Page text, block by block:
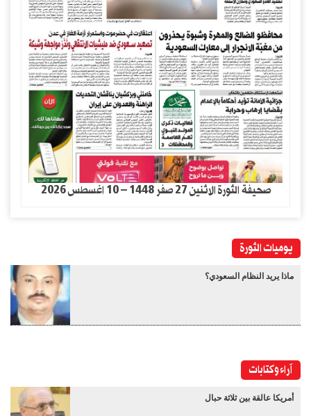
صحيفة الثورة الاثنين 27 صفر 1448 – 10 اغسطس 2026
يوميات الثورة
ماذا يريد النظام السعودي؟
آراء وكتابات
أمريكا عالقة بين ثلاثة حبال